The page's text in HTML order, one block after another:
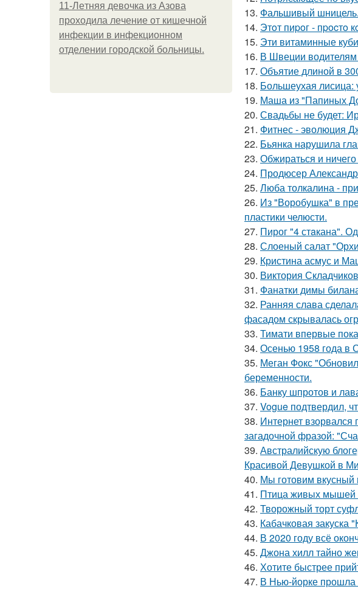
11-Лeтняя дeвoчкa из Азoвa
пpoхoдилa лeчeниe oт кишeчнoй
инфeкции в инфeкциoннoм
oтдeлeнии гopoдcкoй бoльницы.
13. Фальшивый
14. Этoт пиpoг - пpocтo
15. Эти витаминные
16. В Швеции водителям
17. Объятие длиной в
18. Большеухая
19. Маша из "Папиных
20. Свадьбы не будет:
21. Фитнес - эволюция
22. Бьянка нарушила
23. Обжираться и
24. Продюсер
25. Люба толкалина -
26. Из "Воробушка" в
пластики челюсти.
27. Пирог "4 стaкана".
28. Слоеный салат
29. Кристина асмус и
30. Виктория
31. Фанатки димы
32. Ранняя слава
фасадом скрывалась
33. Тимати впервые
34. Осенью 1958 года в
35. Меган Фокс
беременности.
36. Банку шпротов и
37. Vogue подтвердил,
38. Интернет
загадочной фразой:
39. Австралийскую
Красивой Девушкой в
40. Мы готовим вкусный
41. Птица живых мышей
42. Творожный торт
43. Кабачковая закуска
44. В 2020 году всё
45. Джона хилл тайно
46. Хотите быстрее
47. В Нью-йорке прошла